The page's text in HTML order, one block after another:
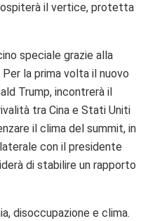
il vertice, protetta
speciale grazie alla
la prima volta il nuovo
Trump, incontrerà il
tra Cina e Stati Uniti
il clima del summit, in
con il presidente
di stabilire un rapporto
disoccupazione e clima.